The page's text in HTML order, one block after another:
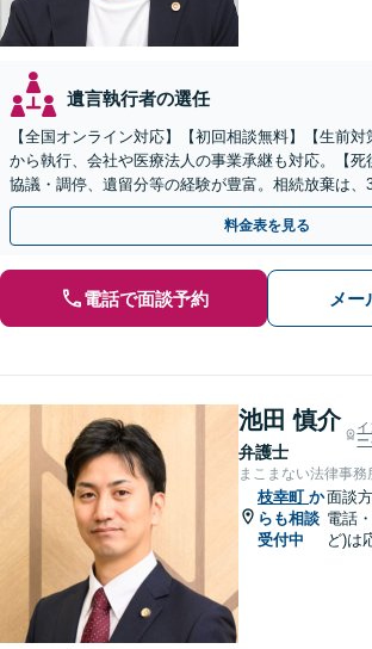
遺言執行者の選任
【全国オンライン対応】【初回相談無料】【生前
から執行、会社や医療法人の事業承継も対応。【死
協議・調停、遺留分等の経験が豊富。相続放棄は、
があるため、お早めにご相談ください。【無料駐車
料金表を見る
電話で面談予約 メー
池田 慎介
弁護士
イ
まこまない法律事務
枝幸町 か
らも相談
受付中
面談
電話
ど)は